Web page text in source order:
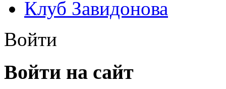
Клуб Завидонова
Войти
Войти на сайт